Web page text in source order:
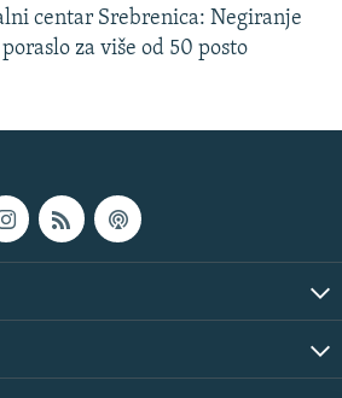
centar Srebrenica: Negiranje
za više od 50 posto